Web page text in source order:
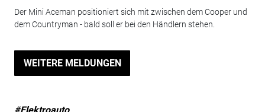
Der Mini Aceman positioniert sich mit zwischen dem Cooper und
dem Countryman - bald soll er bei den Händlern stehen.
WEITERE MELDUNGEN